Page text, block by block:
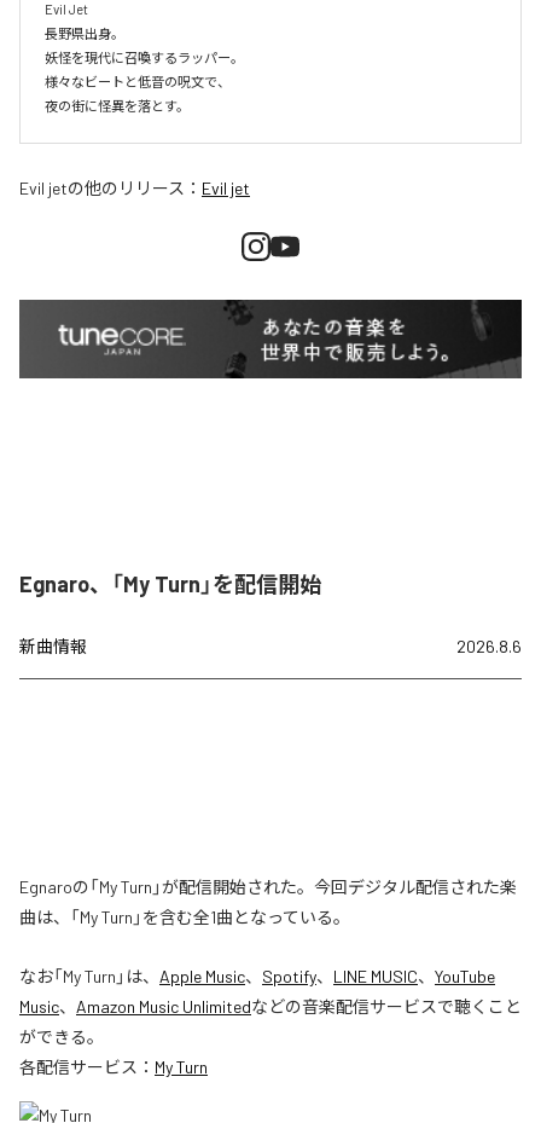
Evil Jet
長野県出身。
妖怪を現代に召喚するラッパー。
様々なビートと低音の呪文で、
夜の街に怪異を落とす。
Evil jetの他のリリース： Evil jet
Egnaro、「My Turn」を配信開始
新曲情報 2026.8.6
Egnaroの「My Turn」が配信開始された。今回デジタル配信された楽
曲は、「My Turn」を含む全1曲となっている。
なお「My Turn 」は、 Apple Music、 Spotify、 LINE MUSIC、 YouTube
Music、 Amazon Music Unlimitedなどの音楽配信サービスで聴くこと
ができる。
各配信サービス： My Turn